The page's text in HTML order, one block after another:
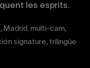
les esprits.
multi-cam,
signature, trilingüe